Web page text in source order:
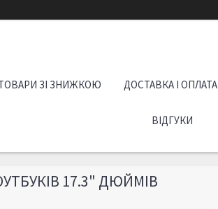
ЗІ ЗНИЖКОЮ ДОСТАВКА І ОПЛАТА
ВІДГУКИ
17.3" ДЮЙМІВ